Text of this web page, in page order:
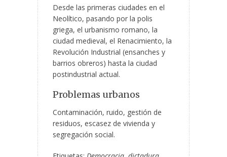
Desde las primeras ciudades en el
Neolítico, pasando por la polis
griega, el urbanismo romano, la
ciudad medieval, el Renacimiento, la
Revolución Industrial (ensanches y
barrios obreros) hasta la ciudad
postindustrial actual.
Problemas urbanos
Contaminación, ruido, gestión de
residuos, escasez de vivienda y
segregación social.